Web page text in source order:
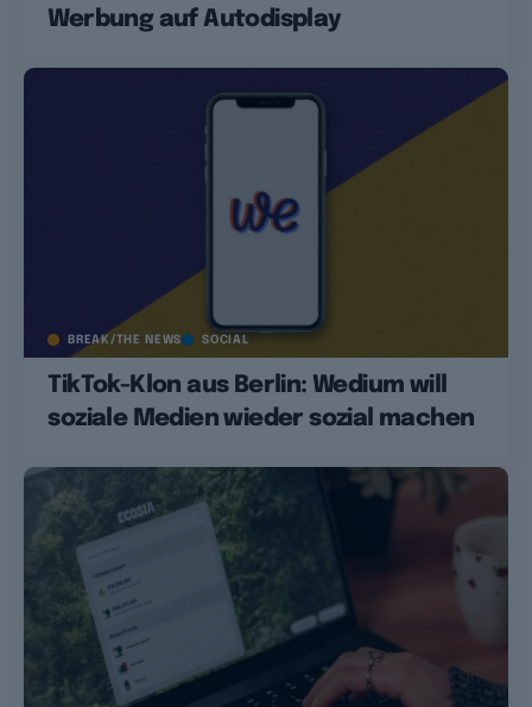
Werbung auf Autodisplay
BREAK/THE NEWS SOCIAL
TikTok-Klon aus Berlin: Wedium will
soziale Medien wieder sozial machen